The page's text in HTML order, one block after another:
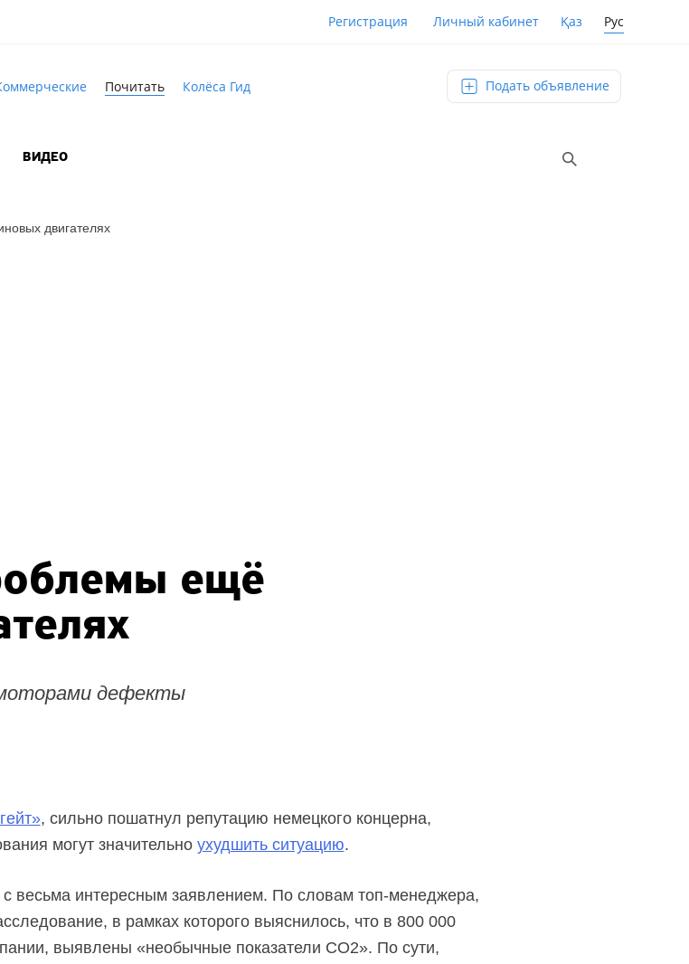
Регистрация Личный кабинет Қаз Рус
Почитать Колёса Гид Подать объявление
ВИДЕО
двигателях
ещё
моторами дефекты
, сильно пошатнул репутацию немецкого концерна,
могут значительно ухудшить ситуацию.
весьма интересным заявлением. По словам топ-менеджера,
в рамках которого выяснилось, что в 800 000
выявлены «необычные показатели CO2». По сути,